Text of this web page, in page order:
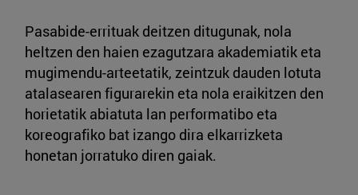
Pasabide-errituak deitzen ditugunak, nola
heltzen den haien ezagutzara akademiatik eta
mugimendu-arteetatik, zeintzuk dauden lotuta
atalasearen figurarekin eta nola eraikitzen den
horietatik abiatuta lan performatibo eta
koreografiko bat izango dira elkarrizketa
honetan jorratuko diren gaiak.